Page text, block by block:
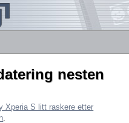
nesten
Xperia S litt raskere etter